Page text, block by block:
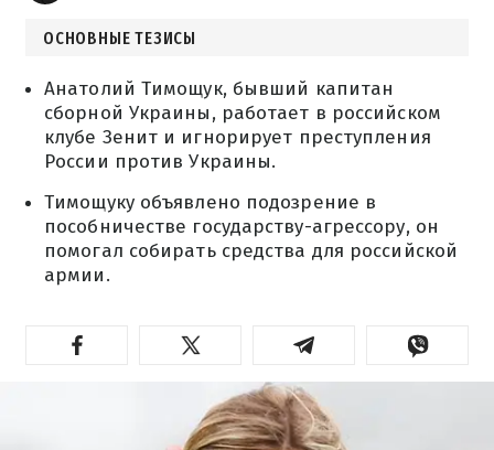
ОСНОВНЫЕ ТЕЗИСЫ
Анатолий Тимощук, бывший капитан
сборной Украины, работает в российском
клубе Зенит и игнорирует преступления
России против Украины.
Тимощуку объявлено подозрение в
пособничестве государству-агрессору, он
помогал собирать средства для российской
армии.